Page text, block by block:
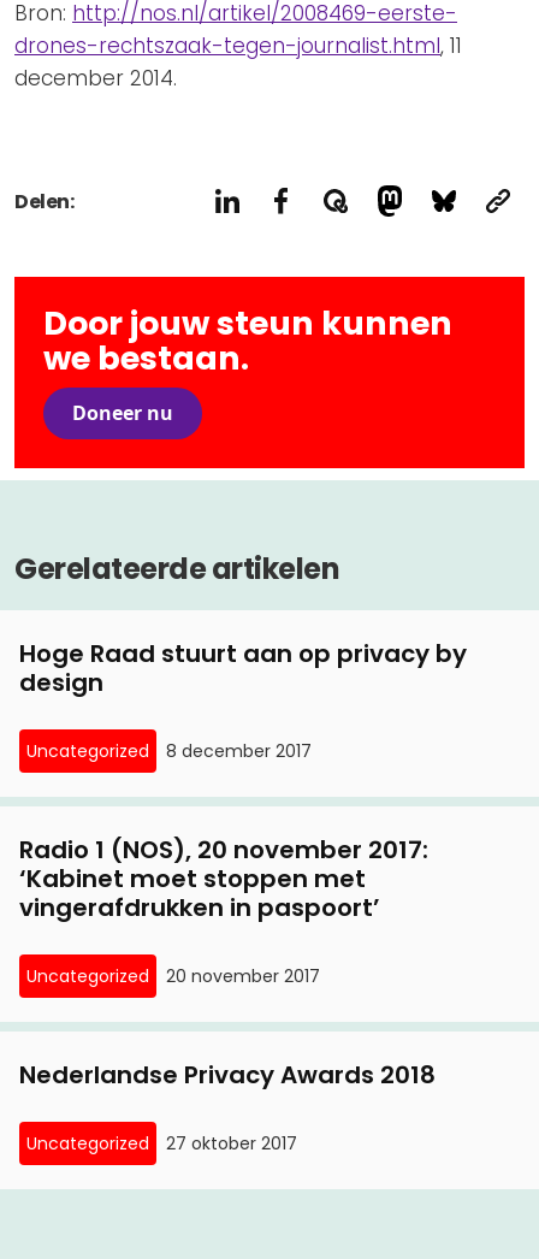
Bron: http://nos.nl/artikel/2008469-eerste-
drones-rechtszaak-tegen-journalist.html, 11
december 2014.
Delen:
Door jouw steun kunnen
we bestaan.
Doneer nu
Gerelateerde artikelen
Hoge Raad stuurt aan op privacy by
design
Uncategorized 8 december 2017
Radio 1 (NOS), 20 november 2017:
‘Kabinet moet stoppen met
vingerafdrukken in paspoort’
Uncategorized 20 november 2017
Nederlandse Privacy Awards 2018
Uncategorized 27 oktober 2017